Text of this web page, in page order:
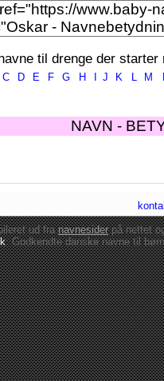
til drenge der starter
C D E F G H J K L M
NAVN -
ud franavnesiderpå nettet
: Godkendte danskenavne til børn